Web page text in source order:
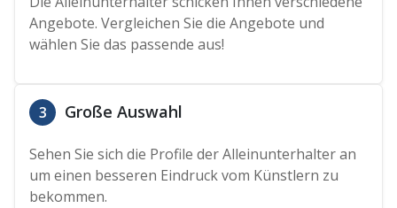
Angebote. Vergleichen Sie die Angebote und
wählen Sie das passende aus!
3 Große Auswahl
Sehen Sie sich die Profile der Alleinunterhalter an
um einen besseren Eindruck vom Künstlern zu
bekommen.